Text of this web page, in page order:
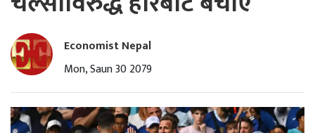
Economist Nepal
Mon, Saun 30 2079